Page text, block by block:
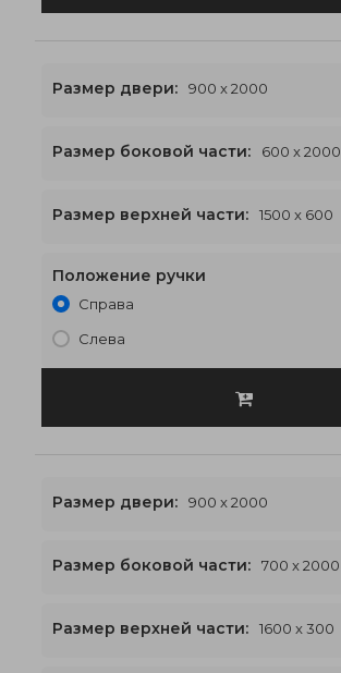
1500 x 2600€576
Размер двери: 900 x 2000
Размер боковой части: 600 x 2000
Размер верхней части: 1500 x 600
Положение ручки
Справа
Слева
1600 x 2300€565
Размер двери: 900 x 2000
Размер боковой части: 700 x 2000
Размер верхней части: 1600 x 300